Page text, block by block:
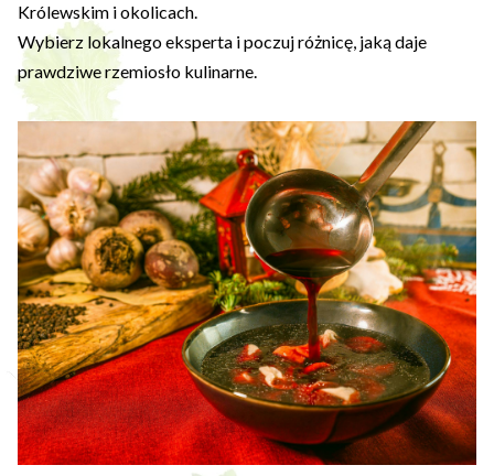
Królewskim i okolicach.
Wybierz lokalnego eksperta i poczuj różnicę, jaką daje
prawdziwe rzemiosło kulinarne.